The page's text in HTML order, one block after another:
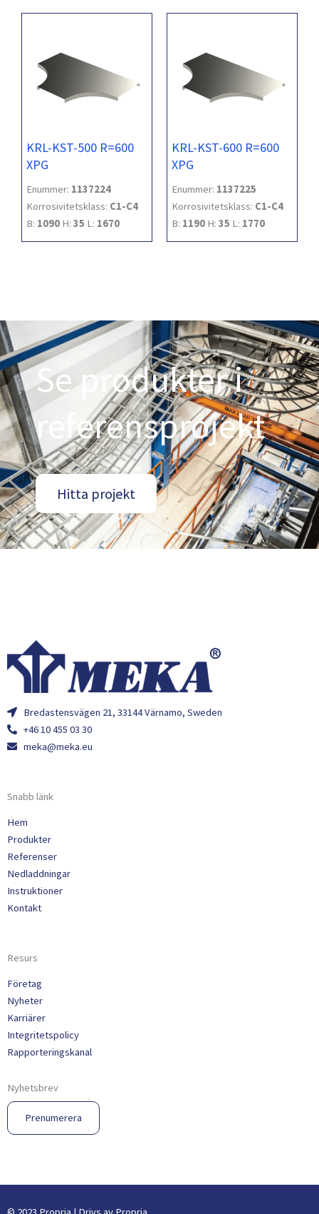
KRL-KST-500 R=600
XPG
Enummer: 1137224
Korrosivitetsklass: C1-C4
B: 1090 H: 35 L: 1670
KRL-KST-600 R=600
XPG
Enummer: 1137225
Korrosivitetsklass: C1-C4
B: 1190 H: 35 L: 1770
Se produkter i
referensprojekt
Hitta projekt
Bredastensvägen 21, 33144 Värnamo, Sweden
+46 10 455 03 30
meka@meka.eu
Snabb länk
Hem
Produkter
Referenser
Nedladdningar
Instruktioner
Kontakt
Resurs
Företag
Nyheter
Karriärer
Integritetspolicy
Rapporteringskanal
Nyhetsbrev
Prenumerera